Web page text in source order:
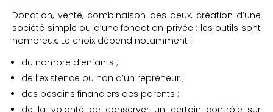
Donation, vente, combinaison des deux, création d’une
société simple ou d’une fondation privée : les outils sont
nombreux. Le choix dépend notamment :
du nombre d’enfants ;
de l’existence ou non d’un repreneur ;
des besoins financiers des parents ;
de la volonté de conserver un certain contrôle sur